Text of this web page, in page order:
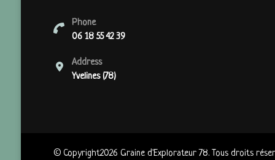
Phone
06 18 55 42 39
Address
Yvelines (78)
© Copyright2026 Graine d'Explorateur 78. Tous droits